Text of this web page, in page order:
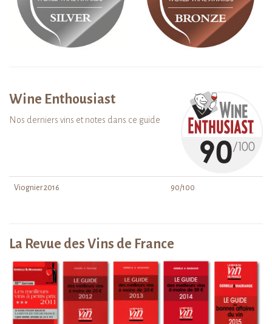
Wine Enthousiast
Nos derniers vins et notes dans ce guide
Viognier 2016 90/100
La Revue des Vins de France